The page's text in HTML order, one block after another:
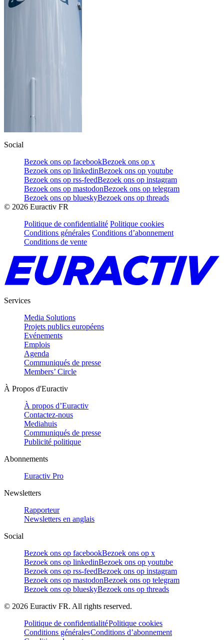
Social
Bezoek ons op facebookBezoek ons op x
Bezoek ons op linkedinBezoek ons op youtube
Bezoek ons op rss-feedBezoek ons op instagram
Bezoek ons op mastodonBezoek ons op telegram
Bezoek ons op blueskyBezoek ons op threads
© 2026 Euractiv FR
Politique de confidentialité Politique cookies
Conditions générales Conditions d’abonnement
Conditions de vente
Services
Media Solutions
Projets publics européens
Evénements
Emplois
Agenda
Communiqués de presse
Members’ Circle
À Propos d'Euractiv
À propos d’Euractiv
Contactez-nous
Mediahuis
Communiqués de presse
Publicité politique
Abonnements
Euractiv Pro
Newsletters
Rapporteur
Newsletters en anglais
Social
Bezoek ons op facebookBezoek ons op x
Bezoek ons op linkedinBezoek ons op youtube
Bezoek ons op rss-feedBezoek ons op instagram
Bezoek ons op mastodonBezoek ons op telegram
Bezoek ons op blueskyBezoek ons op threads
© 2026 Euractiv FR. All rights reserved.
Politique de confidentialitéPolitique cookies
Conditions généralesConditions d’abonnement